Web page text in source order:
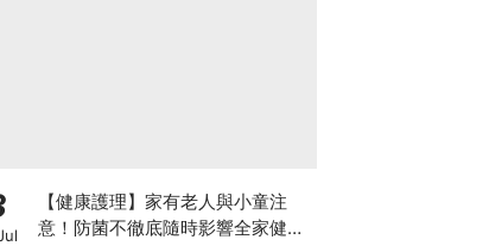
【健康護理】家有老人與小童注
意！防菌不徹底隨時影響全家健康